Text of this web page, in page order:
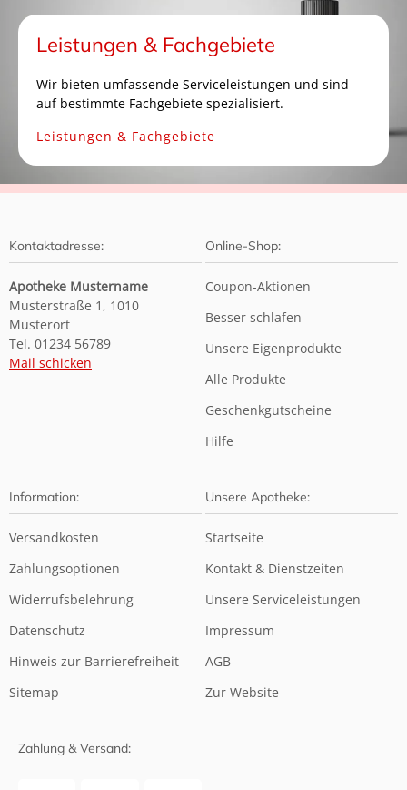
Leistungen & Fachgebiete
Wir bieten umfassende Serviceleistungen und sind
auf bestimmte Fachgebiete spezialisiert.
Leistungen & Fachgebiete
Kontaktadresse:
Apotheke Mustername
Musterstraße 1, 1010
Musterort
Tel. 01234 56789
Mail schicken
Online-Shop:
Coupon-Aktionen
Besser schlafen
Unsere Eigenprodukte
Alle Produkte
Geschenkgutscheine
Hilfe
Information:
Versandkosten
Zahlungsoptionen
Widerrufsbelehrung
Datenschutz
Hinweis zur Barrierefreiheit
Sitemap
Unsere Apotheke:
Startseite
Kontakt & Dienstzeiten
Unsere Serviceleistungen
Impressum
AGB
Zur Website
Zahlung & Versand: